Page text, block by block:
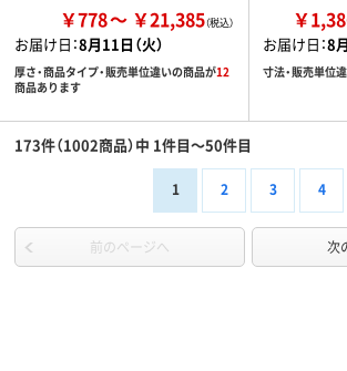
￥778 ￥21,385
お届け日：8月11日（火）
厚さ・商品タイプ・販売単位違いの商品が12
商品あります
￥
お届け日：8
寸法・販売単位
173件（1002商品）中 1件目～50件目
1 2 3 4
前のページへ 次